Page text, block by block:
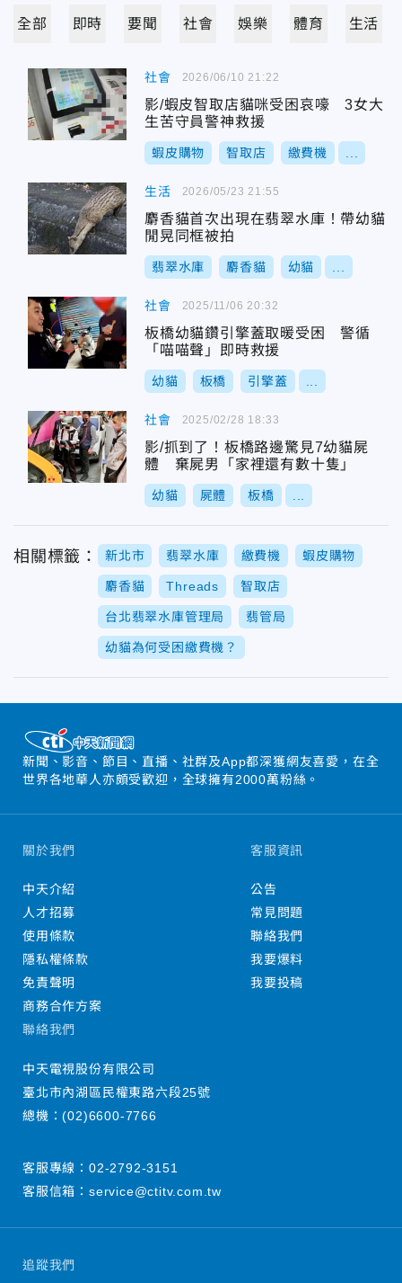
全部 即時 要聞 社會 娛樂 體育 生活
社會
影/蝦皮智取店貓咪受困哀嚎 3女大
生苦守員警神救援
蝦皮購物 智取店 繳費機
2026/06/10 21:22
生活
麝香貓首次出現在翡翠水庫！帶幼貓
閒晃同框被拍
翡翠水庫 麝香貓 幼貓
2026/05/23 21:55
社會
板橋幼貓鑽引擎蓋取暖受困 警循
「喵喵聲」即時救援
幼貓 板橋 引擎蓋
2025/11/06 20:32
社會
影/抓到了！板橋路邊驚見7幼貓屍
體 棄屍男「家裡還有數十隻」
幼貓 屍體 板橋
2025/02/28 18:33
相關標籤： 新北市 翡翠水庫 繳費機 蝦皮購物
麝香貓 Threads 智取店
台北翡翠水庫管理局 翡管局
幼貓為何受困繳費機？
新聞、影音、節目、直播、社群及App都深獲網友喜愛，在全
世界各地華人亦頗受歡迎，全球擁有2000萬粉絲。
追蹤我們
關於我們
中天介紹
人才招募
使用條款
隱私權條款
免責聲明
商務合作方案
客服資訊
公告
常見問題
聯絡我們
我要爆料
我要投稿
聯絡我們
中天電視股份有限公司
臺北市內湖區民權東路六段25號
總機：(02)6600-7766
客服專線： 02-2792-3151
客服信箱： service@ctitv.com.tw